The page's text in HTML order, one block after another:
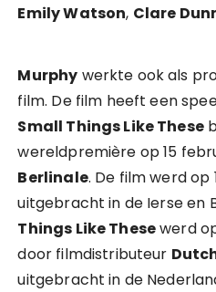
Emily Watson, Clare
Murphy werkte ook als
film. De film heeft een
Small Things Like These
wereldpremière op 15
Berlinale. De film werd op
uitgebracht in de Ierse en
Things Like Thesewerd
door filmdistributeur
uitgebracht in de